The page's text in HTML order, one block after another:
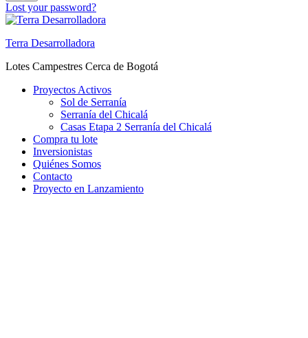
Lost your password?
Terra Desarrolladora
Lotes Campestres Cerca de Bogotá
Proyectos Activos
Sol de Serranía
Serranía del Chicalá
Casas Etapa 2 Serranía del Chicalá
Compra tu lote
Inversionistas
Quiénes Somos
Contacto
Proyecto en Lanzamiento